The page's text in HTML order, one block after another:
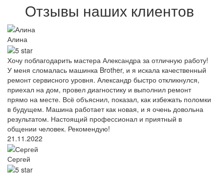
Отзывы наших клиентов
Алина
Хочу поблагодарить мастера Александра за отличную работу!
У меня сломалась машинка Brother, и я искала качественный
ремонт сервисного уровня. Александр быстро откликнулся,
приехал на дом, провел диагностику и выполнил ремонт
прямо на месте. Всё объяснил, показал, как избежать поломки
в будущем. Машина работает как новая, и я очень довольна
результатом. Настоящий профессионал и приятный в
общении человек. Рекомендую!
21.11.2022
Сергей